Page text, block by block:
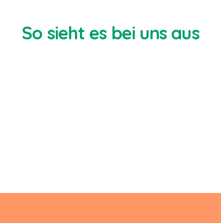
So sieht es bei uns aus